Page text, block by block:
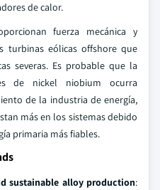
de calor.
fuerza mecánica y
turbinas eólicas offshore que
severas. Es probable que la
de nickel niobium ocurra
de la industria de energía,
más en los sistemas debido
primaria más fiables.
sustainable alloy production: